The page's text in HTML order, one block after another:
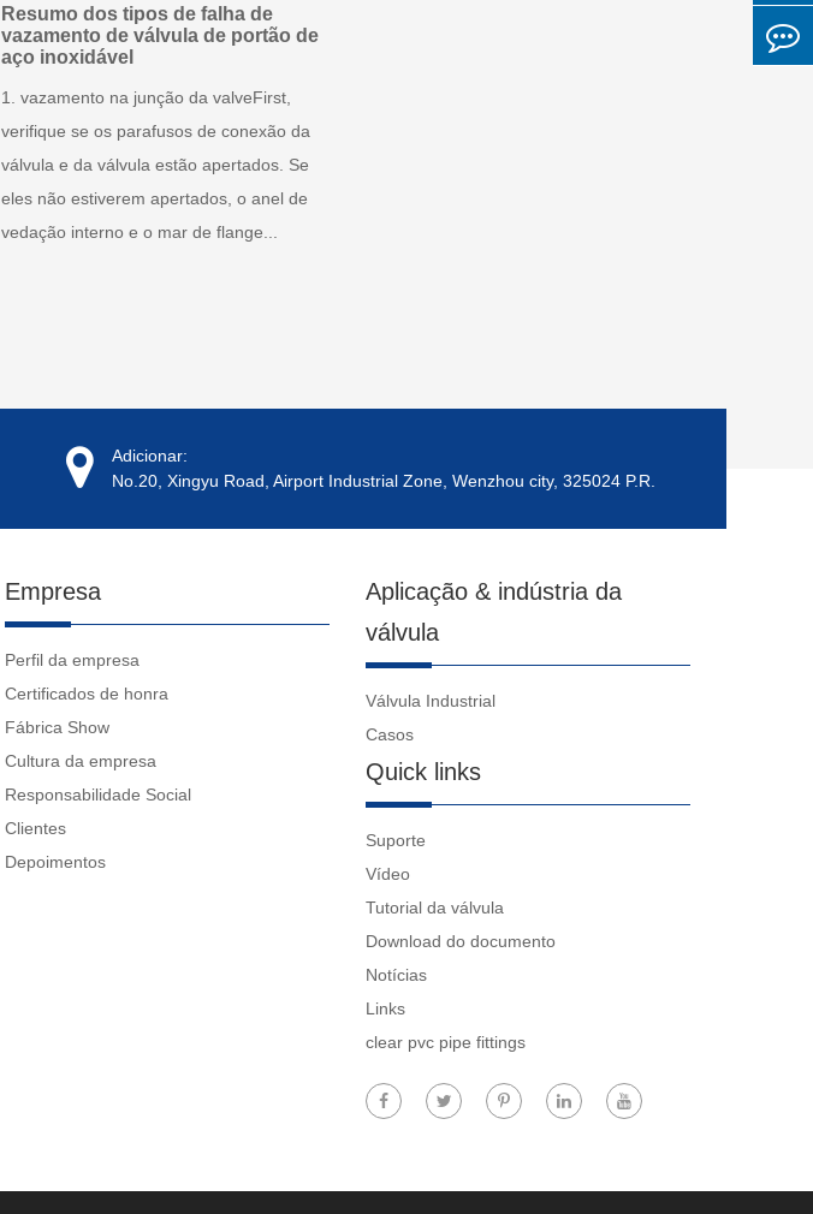
Resumo dos tipos de falha de
vazamento de válvula de portão de
aço inoxidável
1. vazamento na junção da valveFirst,
verifique se os parafusos de conexão da
válvula e da válvula estão apertados. Se
eles não estiverem apertados, o anel de
vedação interno e o mar de flange...
Adicionar:
No.20, Xingyu Road, Airport Industrial Zone, Wenzhou city, 325024 P.R.
Empresa
Perfil da empresa
Certificados de honra
Fábrica Show
Cultura da empresa
Responsabilidade Social
Clientes
Depoimentos
Aplicação & indústria da
válvula
Válvula Industrial
Casos
Quick links
Suporte
Vídeo
Tutorial da válvula
Download do documento
Notícias
Links
clear pvc pipe fittings